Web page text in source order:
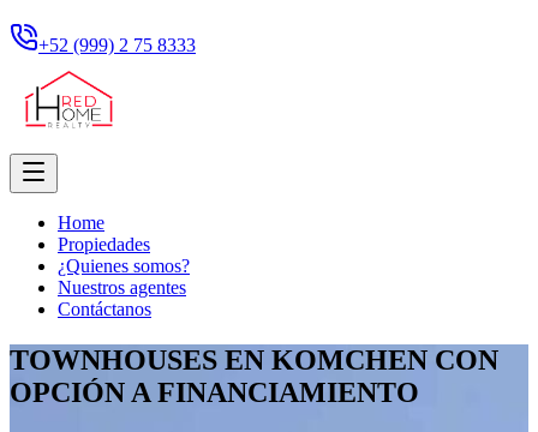
+52 (999) 2 75 8333
Home
Propiedades
¿Quienes somos?
Nuestros agentes
Contáctanos
TOWNHOUSES EN KOMCHEN CON
OPCIÓN A FINANCIAMIENTO